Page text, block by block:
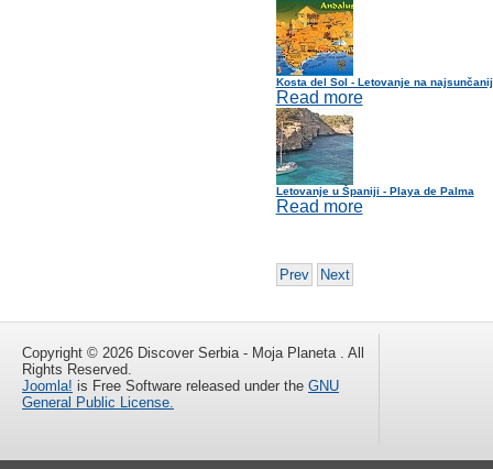
Kosta del Sol - Letovanje na
Read more
Letovanje u Španiji - Playa de Palma
Read more
Prev Next
Copyright © 2026 Discover Serbia - Moja Planeta . All
Rights Reserved.
Joomla! is Free Software released under the GNU
General Public License.